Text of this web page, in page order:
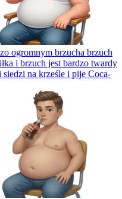
ogromnym brzucha brzuch
i brzuch jest bardzo twardy
na krześle i pije Coca-